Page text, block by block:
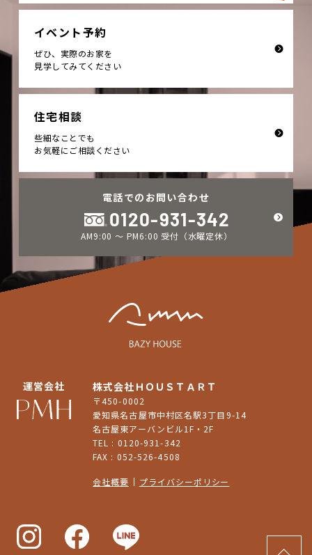
イベント予約
ぜひ、実際のお家を
見学してみてください
住宅相談
些細なことでも
お気軽にご相談ください
電話でのお問い合わせ
0120-931-342
AM9:00 ～ PM6:00 受付（水曜定休）
運営会社 株式会社ＨＯＵＳＴＡＲＴ
〒450-0002
愛知県名古屋市中村区名駅3丁目9-14
名古屋東アーバンビル1F・2F
TEL : 0120-931-342
FAX : 052-526-4508
会社概要 プライバシーポリシー